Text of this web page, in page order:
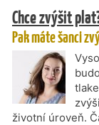
Chce zvýšit
Pak máte šanci
životní úroveň.